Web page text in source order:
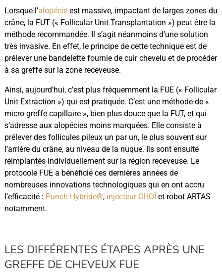
Lorsque l’alopécieest massive, impactant de larges zones du
crâne, la FUT (« Follicular Unit Transplantation ») peut être la
méthode recommandée. Il s’agit néanmoins d’une solution
très invasive. En effet, le principe de cette technique est de
prélever une bandelette fournie de cuir chevelu et de procéder
à sa greffe sur la zone receveuse.
Ainsi, aujourd’hui, c’est plus fréquemment la FUE (« Follicular
Unit Extraction ») qui est pratiquée. C’est une méthode de «
micro-greffe capillaire », bien plus douce que la FUT, et qui
s’adresse aux alopécies moins marquées. Elle consiste à
prélever des follicules pileux un par un, le plus souvent sur
l’arrière du crâne, au niveau de la nuque. Ils sont ensuite
réimplantés individuellement sur la région receveuse. Le
protocole FUE a bénéficié ces dernières années de
nombreuses innovations technologiques qui en ont accru
l’efficacité : Punch Hybride®, injecteur CHOÏ et robot ARTAS
notamment.
LES DIFFÉRENTES ÉTAPES APRÈS UNE
GREFFE DE CHEVEUX FUE